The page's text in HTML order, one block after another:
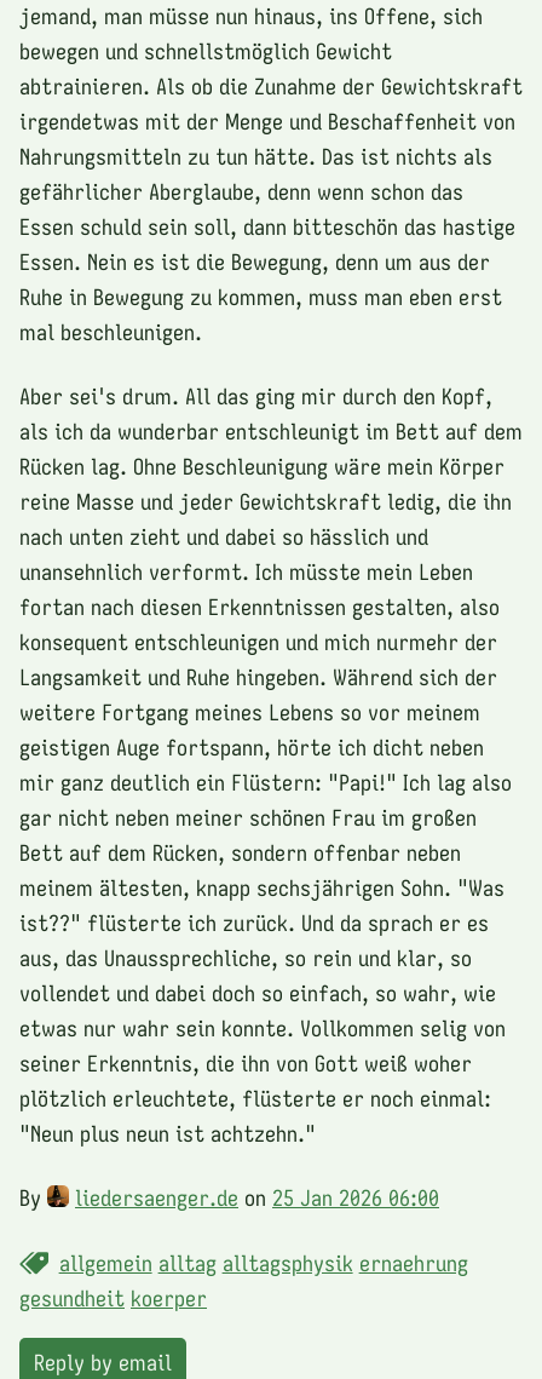
jemand, man müsse nun hinaus, ins Offene, sich
bewegen und schnellstmöglich Gewicht
abtrainieren. Als ob die Zunahme der Gewichtskraft
irgendetwas mit der Menge und Beschaffenheit von
Nahrungsmitteln zu tun hätte. Das ist nichts als
gefährlicher Aberglaube, denn wenn schon das
Essen schuld sein soll, dann bitteschön das hastige
Essen. Nein es ist die Bewegung, denn um aus der
Ruhe in Bewegung zu kommen, muss man eben erst
mal beschleunigen.
Aber sei's drum. All das ging mir durch den Kopf,
als ich da wunderbar entschleunigt im Bett auf dem
Rücken lag. Ohne Beschleunigung wäre mein Körper
reine Masse und jeder Gewichtskraft ledig, die ihn
nach unten zieht und dabei so hässlich und
unansehnlich verformt. Ich müsste mein Leben
fortan nach diesen Erkenntnissen gestalten, also
konsequent entschleunigen und mich nurmehr der
Langsamkeit und Ruhe hingeben. Während sich der
weitere Fortgang meines Lebens so vor meinem
geistigen Auge fortspann, hörte ich dicht neben
mir ganz deutlich ein Flüstern: "Papi!" Ich lag also
gar nicht neben meiner schönen Frau im großen
Bett auf dem Rücken, sondern offenbar neben
meinem ältesten, knapp sechsjährigen Sohn. "Was
ist??" flüsterte ich zurück. Und da sprach er es
aus, das Unaussprechliche, so rein und klar, so
vollendet und dabei doch so einfach, so wahr, wie
etwas nur wahr sein konnte. Vollkommen selig von
seiner Erkenntnis, die ihn von Gott weiß woher
plötzlich erleuchtete, flüsterte er noch einmal:
"Neun plus neun ist achtzehn."
By liedersaenger.de on 25 Jan 2026 06:00
allgemein alltag alltagsphysik ernaehrung
gesundheit koerper
Reply by email